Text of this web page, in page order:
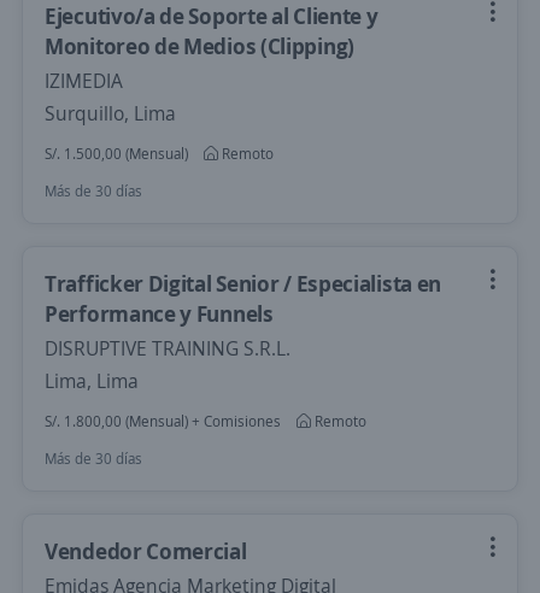
Ejecutivo/a de Soporte al Cliente y
Monitoreo de Medios (Clipping)
IZIMEDIA
Surquillo, Lima
S/. 1.500,00 (Mensual)
Remoto
Más de 30 días
Trafficker Digital Senior / Especialista en
Performance y Funnels
DISRUPTIVE TRAINING S.R.L.
Lima, Lima
S/. 1.800,00 (Mensual) + Comisiones
Remoto
Más de 30 días
Vendedor Comercial
Emidas Agencia Marketing Digital